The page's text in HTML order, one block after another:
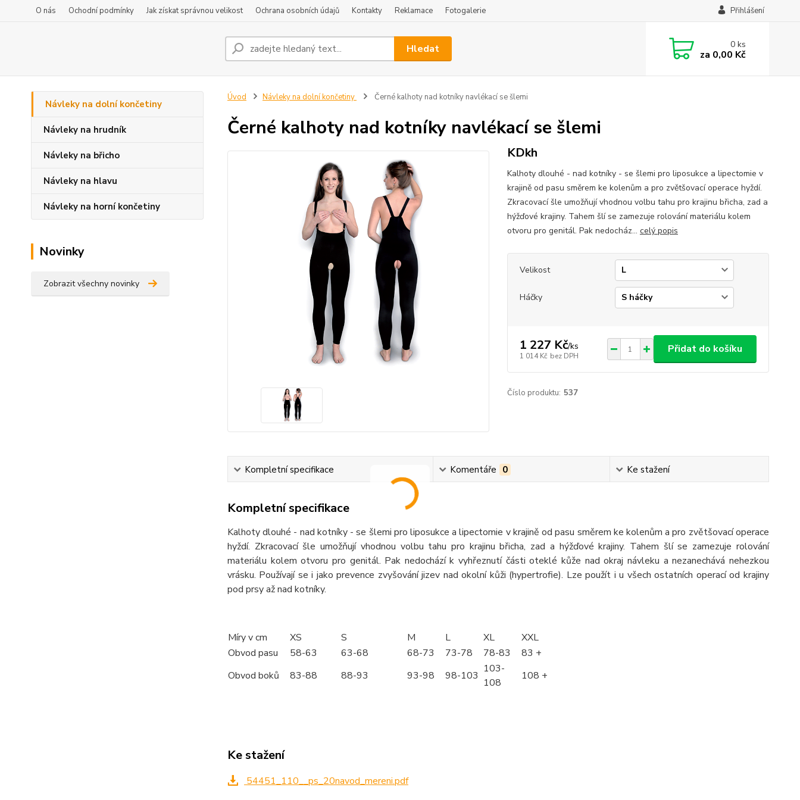
O nás Ochodní podmínky Jak získat správnou velikost Ochrana osobních údajů Kontakty Reklamace Fotogalerie Přihlášení
Hledat 0ks
za 0,00 Kč
Návleky na dolní končetiny
Návleky na hrudník
Návleky na břicho
Návleky na hlavu
Návleky na horní končetiny
Novinky
Zobrazit všechny novinky
Úvod Návleky na dolní končetiny Černé kalhoty nad kotníky navlékací se šlemi
Černé kalhoty nad kotníky navlékací se šlemi
KDkh
Kalhoty dlouhé - nad kotníky - se šlemi pro liposukce a lipectomie v
krajině od pasu směrem ke kolenům a pro zvětšovací operace hyždí.
Zkracovací šle umožňují vhodnou volbu tahu pro krajinu břicha, zad a
hýžďové krajiny. Tahem šlí se zamezuje rolování materiálu kolem
otvoru pro genitál. Pak nedocház... celý popis
Velikost
Háčky
1 227 Kč/ks
1 014 Kč bez DPH
Přidat do košíku
Číslo produktu: 537
Kompletní specifikace Komentáře 0 Ke stažení
Kompletní specifikace
Kalhoty dlouhé - nad kotníky - se šlemi pro liposukce a lipectomie v krajině od pasu směrem ke kolenům a pro zvětšovací operace
hyždí. Zkracovací šle umožňují vhodnou volbu tahu pro krajinu břicha, zad a hýžďové krajiny. Tahem šlí se zamezuje rolování
materiálu kolem otvoru pro genitál. Pak nedochází k vyhřeznutí části oteklé kůže nad okraj návleku a nezanechává nehezkou
vrásku. Používají se i jako prevence zvyšování jizev nad okolní kůži (hypertrofie). Lze použít i u všech ostatních operací od krajiny
pod prsy až nad kotníky.
Míry v cm XS S M L XL
XXL
Obvod pasu
58-63 63-68 68-73 73-78 78-83
83 +
Obvod boků
83-88 88-93 93-98 98-103
103-
108
108 +
Ke stažení
54451_110__ps_20navod_mereni.pdf